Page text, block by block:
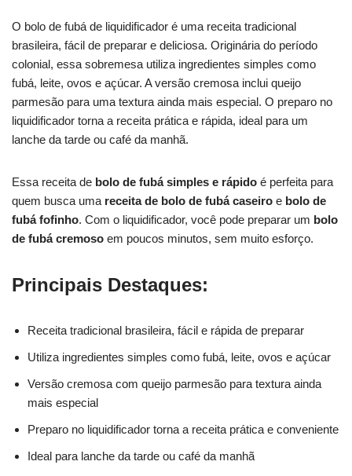
O bolo de fubá de liquidificador é uma receita tradicional
brasileira, fácil de preparar e deliciosa. Originária do período
colonial, essa sobremesa utiliza ingredientes simples como
fubá, leite, ovos e açúcar. A versão cremosa inclui queijo
parmesão para uma textura ainda mais especial. O preparo no
liquidificador torna a receita prática e rápida, ideal para um
lanche da tarde ou café da manhã.
Essa receita de bolo de fubá simples e rápido é perfeita para
quem busca uma receita de bolo de fubá caseiro e bolo de
fubá fofinho. Com o liquidificador, você pode preparar um bolo
de fubá cremoso em poucos minutos, sem muito esforço.
Principais Destaques:
Receita tradicional brasileira, fácil e rápida de preparar
Utiliza ingredientes simples como fubá, leite, ovos e açúcar
Versão cremosa com queijo parmesão para textura ainda
mais especial
Preparo no liquidificador torna a receita prática e conveniente
Ideal para lanche da tarde ou café da manhã